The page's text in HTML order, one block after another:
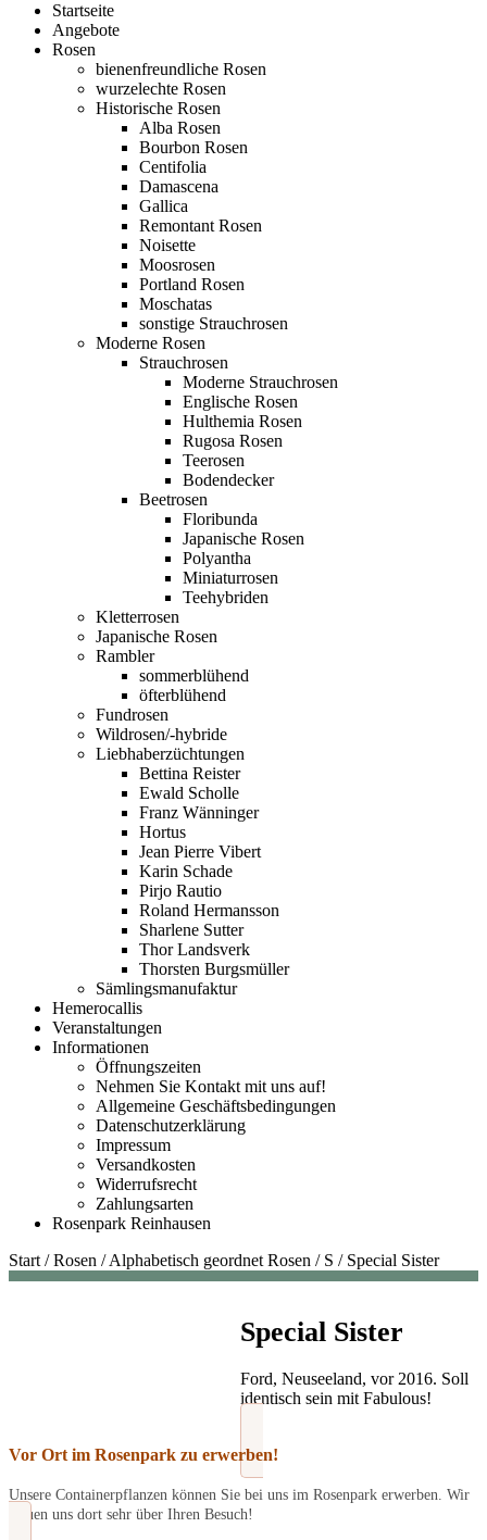
Startseite
Angebote
Rosen
bienenfreundliche Rosen
wurzelechte Rosen
Historische Rosen
Alba Rosen
Bourbon Rosen
Centifolia
Damascena
Gallica
Remontant Rosen
Noisette
Moosrosen
Portland Rosen
Moschatas
sonstige Strauchrosen
Moderne Rosen
Strauchrosen
Moderne Strauchrosen
Englische Rosen
Hulthemia Rosen
Rugosa Rosen
Teerosen
Bodendecker
Beetrosen
Floribunda
Japanische Rosen
Polyantha
Miniaturrosen
Teehybriden
Kletterrosen
Japanische Rosen
Rambler
sommerblühend
öfterblühend
Fundrosen
Wildrosen/-hybride
Liebhaberzüchtungen
Bettina Reister
Ewald Scholle
Franz Wänninger
Hortus
Jean Pierre Vibert
Karin Schade
Pirjo Rautio
Roland Hermansson
Sharlene Sutter
Thor Landsverk
Thorsten Burgsmüller
Sämlingsmanufaktur
Hemerocallis
Veranstaltungen
Informationen
Öffnungszeiten
Nehmen Sie Kontakt mit uns auf!
Allgemeine Geschäftsbedingungen
Datenschutzerklärung
Impressum
Versandkosten
Widerrufsrecht
Zahlungsarten
Rosenpark Reinhausen
Start /Rosen /Alphabetisch geordnet Rosen / S / Special Sister
Special Sister
Ford, Neuseeland, vor 2016. Soll
identisch sein mit Fabulous!
Vor Ort im Rosenpark zu erwerben!
Unsere Containerpflanzen können Sie bei uns im Rosenpark erwerben. Wir
freuen uns dort sehr über Ihren Besuch!